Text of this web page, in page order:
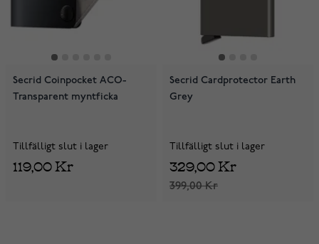
Secrid Coinpocket ACO-
Transparent myntficka
Tillfälligt slut i lager
119,00 Kr
Secrid Cardprotector Earth
Grey
Tillfälligt slut i lager
399,00 Kr
329,00 Kr